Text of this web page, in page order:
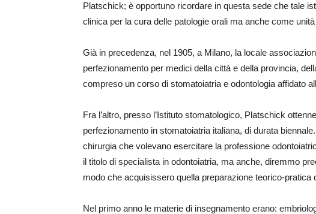
Platschick; è opportuno ricordare in questa sede che tale
clinica per la cura delle patologie orali ma anche come
Già in precedenza, nel 1905, a Milano, la locale
perfezionamento per medici della città e della provincia,
compreso un corso di stomatoiatria e odontologia affidato
Fra l’altro, presso l’Istituto stomatologico, Platschick
perfezionamento in stomatoiatria italiana, di durata
chirurgia che volevano esercitare la professione
il titolo di specialista in odontoiatria, ma anche, diremmo
modo che acquisissero quella preparazione teorico-
Nel primo anno le materie di insegnamento erano: